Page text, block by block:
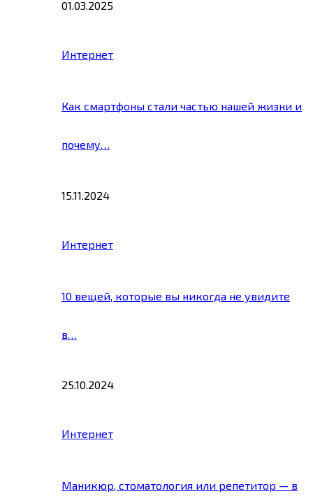
01.03.2025
Интернет
Как смартфоны стали частью нашей жизни и
почему…
15.11.2024
Интернет
10 вещей, которые вы никогда не увидите
в…
25.10.2024
Интернет
Маникюр, стоматология или репетитор — в